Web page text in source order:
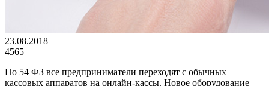
23.08.2018
4565
По 54 ФЗ все предприниматели переходят с обычных
кассовых аппаратов на онлайн-кассы. Новое оборудование